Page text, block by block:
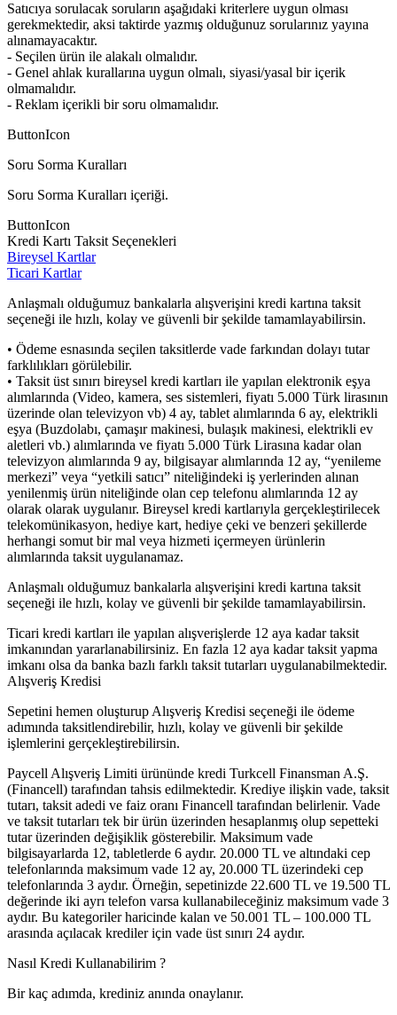
Satıcıya sorulacak soruların aşağıdaki kriterlere uygun olması
gerekmektedir, aksi taktirde yazmış olduğunuz sorularınız yayına
alınamayacaktır.
- Seçilen ürün ile alakalı olmalıdır.
- Genel ahlak kurallarına uygun olmalı, siyasi/yasal bir içerik
olmamalıdır.
- Reklam içerikli bir soru olmamalıdır.
ButtonIcon
Soru Sorma Kuralları
Soru Sorma Kuralları içeriği.
ButtonIcon
Kredi Kartı Taksit Seçenekleri
Bireysel Kartlar
Ticari Kartlar
Anlaşmalı olduğumuz bankalarla alışverişini kredi kartına taksit
seçeneği ile hızlı, kolay ve güvenli bir şekilde tamamlayabilirsin.
• Ödeme esnasında seçilen taksitlerde vade farkından dolayı tutar
farklılıkları görülebilir.
• Taksit üst sınırı bireysel kredi kartları ile yapılan elektronik eşya
alımlarında (Video, kamera, ses sistemleri, fiyatı 5.000 Türk lirasının
üzerinde olan televizyon vb) 4 ay, tablet alımlarında 6 ay, elektrikli
eşya (Buzdolabı, çamaşır makinesi, bulaşık makinesi, elektrikli ev
aletleri vb.) alımlarında ve fiyatı 5.000 Türk Lirasına kadar olan
televizyon alımlarında 9 ay, bilgisayar alımlarında 12 ay, “yenileme
merkezi” veya “yetkili satıcı” niteliğindeki iş yerlerinden alınan
yenilenmiş ürün niteliğinde olan cep telefonu alımlarında 12 ay
olarak olarak uygulanır. Bireysel kredi kartlarıyla gerçekleştirilecek
telekomünikasyon, hediye kart, hediye çeki ve benzeri şekillerde
herhangi somut bir mal veya hizmeti içermeyen ürünlerin
alımlarında taksit uygulanamaz.
Anlaşmalı olduğumuz bankalarla alışverişini kredi kartına taksit
seçeneği ile hızlı, kolay ve güvenli bir şekilde tamamlayabilirsin.
Ticari kredi kartları ile yapılan alışverişlerde 12 aya kadar taksit
imkanından yararlanabilirsiniz. En fazla 12 aya kadar taksit yapma
imkanı olsa da banka bazlı farklı taksit tutarları uygulanabilmektedir.
Alışveriş Kredisi
Sepetini hemen oluşturup Alışveriş Kredisi seçeneği ile ödeme
adımında taksitlendirebilir, hızlı, kolay ve güvenli bir şekilde
işlemlerini gerçekleştirebilirsin.
Paycell Alışveriş Limiti ürününde kredi Turkcell Finansman A.Ş.
(Financell) tarafından tahsis edilmektedir. Krediye ilişkin vade, taksit
tutarı, taksit adedi ve faiz oranı Financell tarafından belirlenir. Vade
ve taksit tutarları tek bir ürün üzerinden hesaplanmış olup sepetteki
tutar üzerinden değişiklik gösterebilir. Maksimum vade
bilgisayarlarda 12, tabletlerde 6 aydır. 20.000 TL ve altındaki cep
telefonlarında maksimum vade 12 ay, 20.000 TL üzerindeki cep
telefonlarında 3 aydır. Örneğin, sepetinizde 22.600 TL ve 19.500 TL
değerinde iki ayrı telefon varsa kullanabileceğiniz maksimum vade 3
aydır. Bu kategoriler haricinde kalan ve 50.001 TL – 100.000 TL
arasında açılacak krediler için vade üst sınırı 24 aydır.
Nasıl Kredi Kullanabilirim ?
Bir kaç adımda, krediniz anında onaylanır.